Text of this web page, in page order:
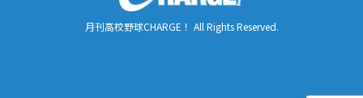
月刊高校野球CHARGE！ All Rights Reserved.